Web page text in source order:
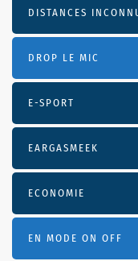
DISTANCES
DROP LE MIC
E-SPORT
EARGASMEEK
ECONOMIE
EN MODE ON OFF